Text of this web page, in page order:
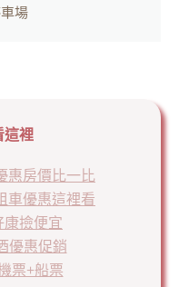
場
這裡
惠房價比一比
車優惠這裡看
撿便宜
優惠促銷
票+船票